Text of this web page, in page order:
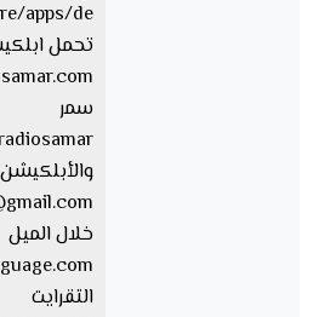
تحمل
سمر
والأبلكيشن
خلال الميل
التقرايت